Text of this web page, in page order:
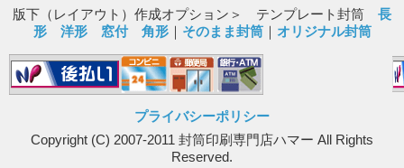
版下（レイアウト）作成オプション＞ テンプレート封筒 長
形
洋形 窓付 角形｜ そのまま封筒｜ オリジナル封筒
プライバシーポリシー
Copyright (C) 2007-2011 封筒印刷専門店ハマー All Rights
Reserved.